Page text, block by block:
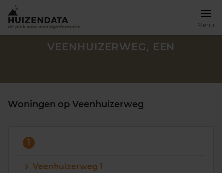
Menu
VEENHUIZERWEG, EEN
Woningen op Veenhuizerweg
1
Veenhuizerweg 1